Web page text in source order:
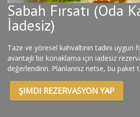
Sabah Fırsatı (Oda
İadesiz)
Taze ve yöresel kahvaltının tadını uygun
avantajlı bir konaklama için iadesiz
değerlendirin. Planlarınız netse, bu paket
ŞIMDI REZERVASYON YAP